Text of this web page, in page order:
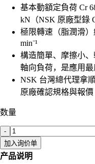
基本動額定負荷 Cr
kN（NSK 原廠型錄
極限轉速（脂潤滑）
min⁻¹
構造簡單、摩擦小
軸向負荷，是應用
NSK 台灣總代理拿
原廠確認規格與報價
数量
-
加入询价单
产品说明